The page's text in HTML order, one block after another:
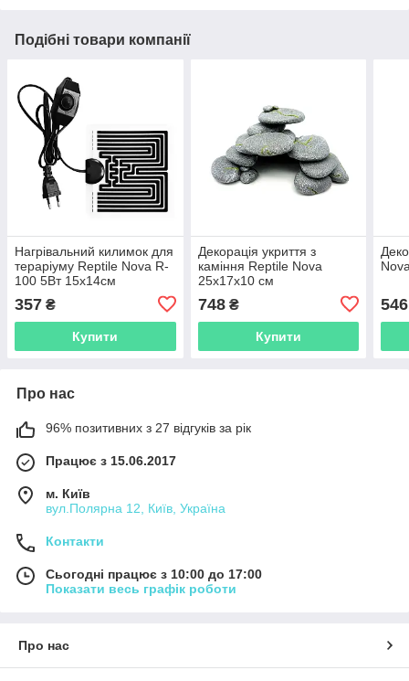
Подібні товари компанії
Нагрівальний килимок для
тераріуму Reptile Nova R-
100 5Вт 15x14см
357 ₴
Купити
Декорація укриття з
каміння Reptile Nova
25x17x10 см
748₴
Купити
546
Про нас
96% позитивних з 27 відгуків за рік
Працює з 15.06.2017
м. Київ
вул.Полярна 12, Київ, Україна
Контакти
Сьогодні працює з 10:00 до 17:00
Показати весь графік роботи
Про нас